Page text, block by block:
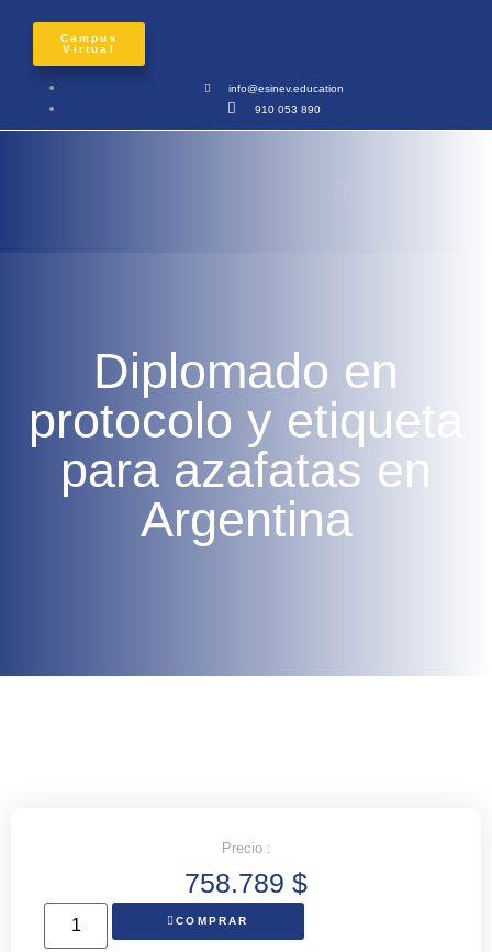
Campus
Virtual
info@esinev.education
910 053 890
Diplomado en
protocolo y etiqueta
para azafatas en
Argentina
Precio :
758.789 $
COMPRAR